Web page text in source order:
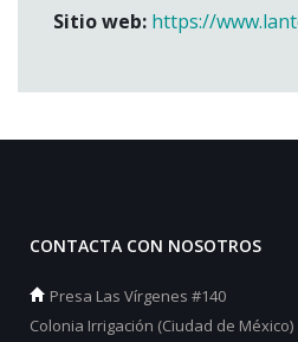
Sitio web: https://
CONTACTA CON NOSOTROS
Presa Las Vírgenes #140
Colonia Irrigación (Ciudad de México)